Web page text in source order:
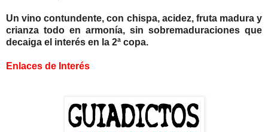
Un vino contundente, con chispa, acidez, fruta madura y
crianza todo en armonía, sin sobremaduraciones que
decaiga el interés en la 2ª copa.
Enlaces de Interés